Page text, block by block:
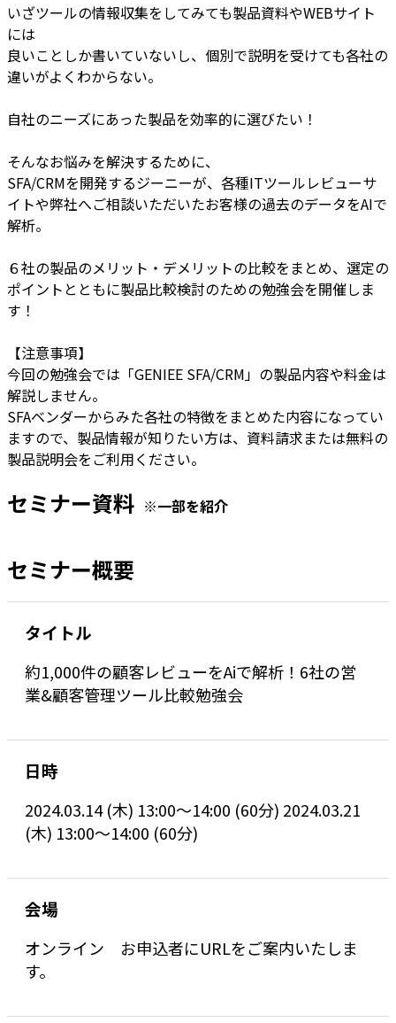
いざツールの情報収集をしてみても製品資料やWEBサイト
には
良いことしか書いていないし、個別で説明を受けても各社の
違いがよくわからない。
自社のニーズにあった製品を効率的に選びたい！
そんなお悩みを解決するために、
SFA/CRMを開発するジーニーが、各種ITツールレビューサ
イトや弊社へご相談いただいたお客様の過去のデータをAIで
解析。
６社の製品のメリット・デメリットの比較をまとめ、選定の
ポイントとともに製品比較検討のための勉強会を開催しま
す！
【注意事項】
今回の勉強会では「GENIEE SFA/CRM」の製品内容や料金は
解説しません。
SFAベンダーからみた各社の特徴をまとめた内容になってい
ますので、製品情報が知りたい方は、資料請求または無料の
製品説明会をご利用ください。
セミナー資料 ※一部を紹介
セミナー概要
タイトル
約1,000件の顧客レビューをAiで解析！6社の営
業&顧客管理ツール比較勉強会
日時
2024.03.14 (木) 13:00〜14:00 (60分) 2024.03.21
(木) 13:00〜14:00 (60分)
会場
オンライン お申込者にURLをご案内いたしま
す。